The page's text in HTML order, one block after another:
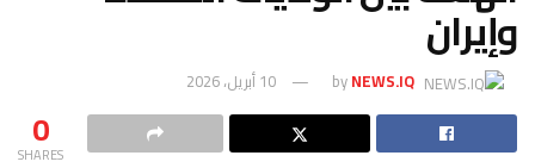
وإيران
byNEWS.IQ 10 أبريل، 2026
0
SHARES